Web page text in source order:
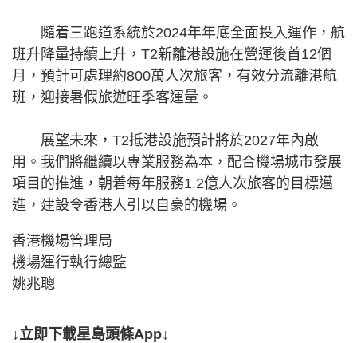
隨着三跑道系統於2024年年底全面投入運作，航
班升降量持續上升，T2新離港設施在營運後首12個
月，預計可處理約800萬人次旅客，有效分流離港航
班，迎接暑假旅遊旺季客運量。
展望未來，T2抵港設施預計將於2027年內啟
用。我們將繼續以專業服務為本，配合機場城市發展
項目的推進，朝着每年服務1.2億人次旅客的目標邁
進，建設令香港人引以自豪的機場。
香港機場管理局
機場運行執行總監
姚兆聰
↓立即下載星島頭條App↓